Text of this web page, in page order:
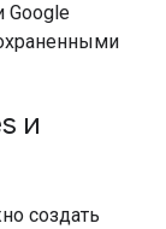
Google
и
создать